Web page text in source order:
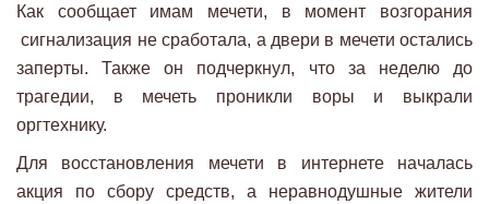
Как сообщает имам мечети, в момент возгорания
сигнализация не сработала, а двери в мечети остались
заперты. Также он подчеркнул, что за неделю до
трагедии, в мечеть проникли воры и выкрали
оргтехнику.
Для восстановления мечети в интернете началась
акция по сбору средств, а неравнодушные жители